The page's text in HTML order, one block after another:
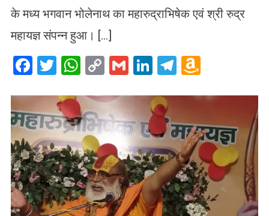
के मध्य भगवान भोलेनाथ का महारुद्राभिषेक एवं श्री रुद्र
महायज्ञ संपन्न हुआ। […]
Facebook
Twitter
WhatsApp
CopyGmailLinkedIn
Telegram
List